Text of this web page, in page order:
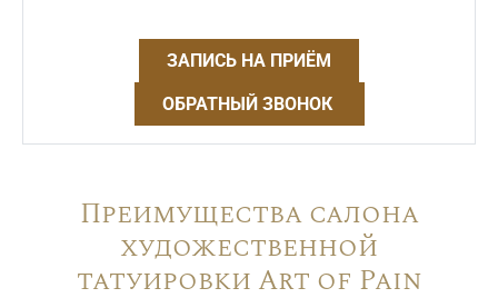
ЗАПИСЬ НА ПРИЁМ
ОБРАТНЫЙ ЗВОНОК
Преимущества салона
художественной
татуировки Art of Pain